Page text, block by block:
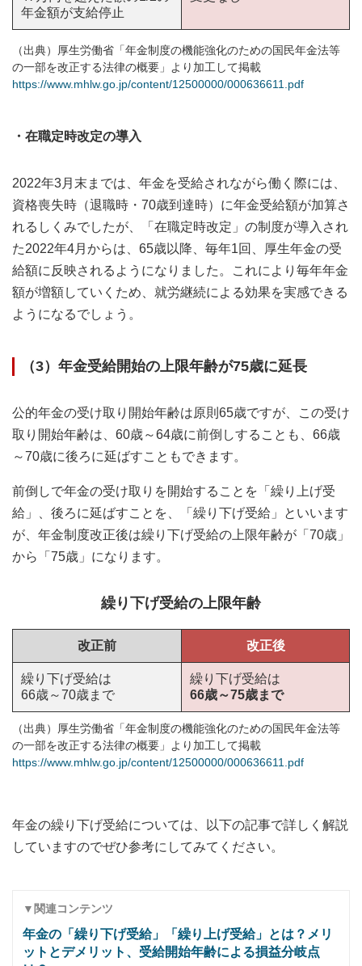
年金額が支給停止
（出典）厚生労働省「年金制度の機能強化のための国民年金法等
の一部を改正する法律の概要」より加工して掲載
https://www.mhlw.go.jp/content/12500000/000636611.pdf
・在職定時改定の導入
2022年3月末までは、年金を受給されながら働く際には、
資格喪失時（退職時・70歳到達時）に年金受給額が加算さ
れるしくみでしたが、「在職定時改定」の制度が導入され
た2022年4月からは、65歳以降、毎年1回、厚生年金の受
給額に反映されるようになりました。これにより毎年年金
額が増額していくため、就労継続による効果を実感できる
ようになるでしょう。
（3）年金受給開始の上限年齢が75歳に延長
公的年金の受け取り開始年齢は原則65歳ですが、この受け
取り開始年齢は、60歳～64歳に前倒しすることも、66歳
～70歳に後ろに延ばすこともできます。
前倒しで年金の受け取りを開始することを「繰り上げ受
給」、後ろに延ばすことを、「繰り下げ受給」といいます
が、年金制度改正後は繰り下げ受給の上限年齢が「70歳」
から「75歳」になります。
繰り下げ受給の上限年齢
改正前 改正後
繰り下げ受給は
66歳～70歳まで
繰り下げ受給は
66歳～75歳まで
（出典）厚生労働省「年金制度の機能強化のための国民年金法等
の一部を改正する法律の概要」より加工して掲載
https://www.mhlw.go.jp/content/12500000/000636611.pdf
年金の繰り下げ受給については、以下の記事で詳しく解説
していますのでぜひ参考にしてみてください。
▼関連コンテンツ
年金の「繰り下げ受給」「繰り上げ受給」とは？メリ
ットとデメリット、受給開始年齢による損益分岐点